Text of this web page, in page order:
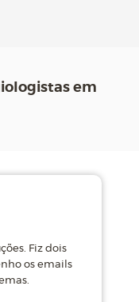
em
Fiz dois
os emails